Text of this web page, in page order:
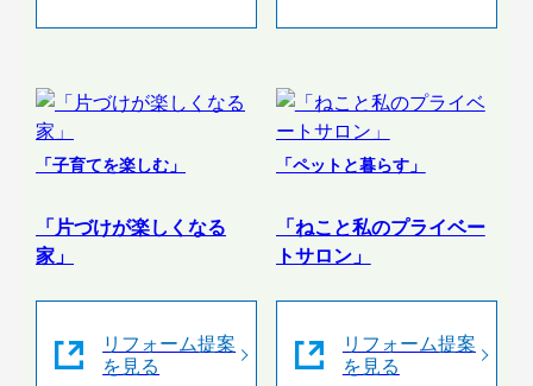
「子育てを楽しむ」
「片づけが楽しくなる
家」
リフォーム提案
を見る
「ペットと暮らす」
「ねこと私のプライベー
トサロン」
リフォーム提案
を見る